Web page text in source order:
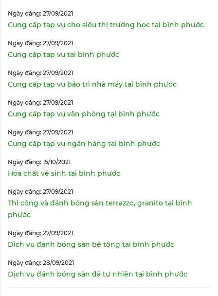
Ngày đăng: 27/09/2021
Cung cấp tạp vụ cho siêu thị trường học tại bình phước
Ngày đăng: 27/09/2021
Cung cấp tạp vụ tại bình phước
Ngày đăng: 27/09/2021
Cung cấp tạp vụ bảo trì nhà máy tại bình phước
Ngày đăng: 27/09/2021
Cung cấp tạp vụ văn phòng tại bình phước
Ngày đăng: 27/09/2021
Cung cấp tạp vụ ngân hàng tại bình phước
Ngày đăng: 15/10/2021
Hóa chất vệ sinh tại bình phước
Ngày đăng: 27/09/2021
Thi công và đánh bóng sàn terrazzo, granito tại bình
phước
Ngày đăng: 27/09/2021
Dịch vụ đánh bóng sàn bê tông tại bình phước
Ngày đăng: 28/09/2021
Dịch vụ đánh bóng sàn đá tự nhiên tại bình phước